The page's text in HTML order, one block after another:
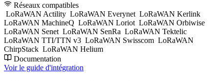
Réseaux compatibles
LoRaWAN Actility LoRaWAN Everynet LoRaWAN Kerlink
LoRaWAN MachineQ LoRaWAN Loriot LoRaWAN Orbiwise
LoRaWAN Senet LoRaWAN SenRa LoRaWAN Tektelic
LoRaWAN TTI/TTN v3 LoRaWAN Swisscom LoRaWAN
ChirpStack LoRaWAN Helium
Documentation
Voir le guide d'intégration